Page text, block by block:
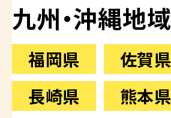
九州・沖縄地域
福岡県
佐賀県
長崎県
熊本県